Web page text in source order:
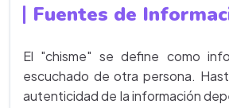
Fuentes de
El "chisme" se define como
escuchado de otra persona.
autenticidad de la información